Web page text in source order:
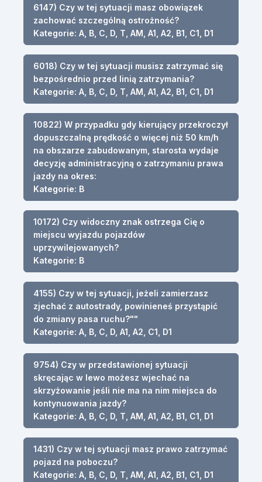
6147) Czy w tej sytuacji masz obowiązek
zachować szczególną ostrożność?
Kategorie: A, B, C, D, T, AM, A1, A2, B1, C1, D1
6018) Czy w tej sytuacji musisz zatrzymać się
bezpośrednio przed linią zatrzymania?
Kategorie: A, B, C, D, T, AM, A1, A2, B1, C1, D1
10822) W przypadku gdy kierujący przekroczył
dopuszczalną prędkość o więcej niż 50 km/h
na obszarze zabudowanym, starosta wydaje
decyzję administracyjną o zatrzymaniu prawa
jazdy na okres:
Kategorie: B
10172) Czy widoczny znak ostrzega Cię o
miejscu wyjazdu pojazdów
uprzywilejowanych?
Kategorie: B
4155) Czy w tej sytuacji, jeżeli zamierzasz
zjechać z autostrady, powinieneś przystąpić
do zmiany pasa ruchu?""
Kategorie: A, B, C, D, A1, A2, C1, D1
9754) Czy w przedstawionej sytuacji
skręcając w lewo możesz wjechać na
skrzyżowanie jeśli nie ma na nim miejsca do
kontynuowania jazdy?
Kategorie: A, B, C, D, T, AM, A1, A2, B1, C1, D1
1431) Czy w tej sytuacji masz prawo zatrzymać
pojazd na poboczu?
Kategorie: A, B, C, D, T, AM, A1, A2, B1, C1, D1